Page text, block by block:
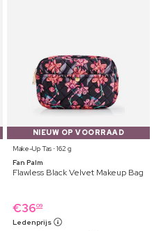
NIEUW OP VOORRAAD
Make-Up Tas ⋅ 162 g
Fan Palm
Flawless Black Velvet Makeup Bag
€3609
Ledenprijs